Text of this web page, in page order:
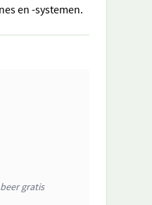
en -systemen.
gratis